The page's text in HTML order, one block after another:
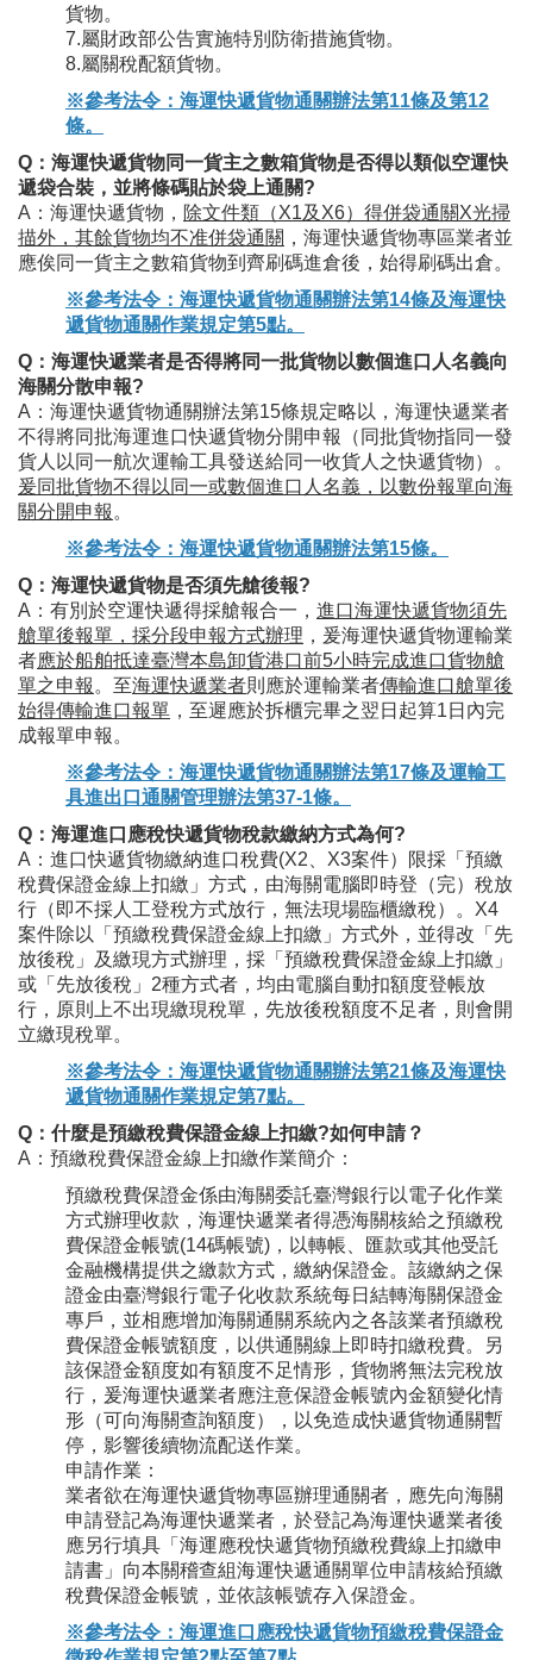
貨物。
7.屬財政部公告實施特別防衛措施貨物。
8.屬關稅配額貨物。
※參考法令：海運快遞貨物通關辦法第11條及第12
條。
Q：海運快遞貨物同一貨主之數箱貨物是否得以類似空運快
遞袋合裝，並將條碼貼於袋上通關?
A：海運快遞貨物， 除文件類（X1及X6）得併袋通關X光掃
描外，其餘貨物均不准併袋通關 ，海運快遞貨物專區業者並
應俟同一貨主之數箱貨物到齊刷碼進倉後，始得刷碼出倉。
※參考法令：海運快遞貨物通關辦法第14條及海運快
遞貨物通關作業規定第5點。
Q：海運快遞業者是否得將同一批貨物以數個進口人名義向
海關分散申報?
A：海運快遞貨物通關辦法第15條規定略以，海運快遞業者
不得將同批海運進口快遞貨物分開申報（同批貨物指同一發
貨人以同一航次運輸工具發送給同一收貨人之快遞貨物）。
爰同批貨物不得以同一或數個進口人名義，以數份報單向海
關分開申報 。
※參考法令：海運快遞貨物通關辦法第15條。
Q：海運快遞貨物是否須先艙後報?
A：有別於空運快遞得採艙報合一， 進口海運快遞貨物須先
艙單後報單，採分段申報方式辦理 ，爰海運快遞貨物運輸業
者應於船舶抵達臺灣本島卸貨港口前5小時完成進口貨物艙
單之申報 。至海運快遞業者則應於運輸業者傳輸進口艙單後
始得傳輸進口報單 ，至遲應於拆櫃完畢之翌日起算1日內完
成報單申報。
※參考法令：海運快遞貨物通關辦法第17條及運輸工
具進出口通關管理辦法第37-1條。
Q：海運進口應稅快遞貨物稅款繳納方式為何?
A：進口快遞貨物繳納進口稅費(X2、X3案件）限採「預繳
稅費保證金線上扣繳」方式，由海關電腦即時登（完）稅放
行（即不採人工登稅方式放行，無法現場臨櫃繳稅）。X4
案件除以「預繳稅費保證金線上扣繳」方式外，並得改「先
放後稅」及繳現方式辦理，採「預繳稅費保證金線上扣繳」
或「先放後稅」2種方式者，均由電腦自動扣額度登帳放
行，原則上不出現繳現稅單，先放後稅額度不足者，則會開
立繳現稅單。
※參考法令：海運快遞貨物通關辦法第21條及海運快
遞貨物通關作業規定第7點。
Q：什麼是預繳稅費保證金線上扣繳?如何申請？
A：預繳稅費保證金線上扣繳作業簡介：
預繳稅費保證金係由海關委託臺灣銀行以電子化作業
方式辦理收款，海運快遞業者得憑海關核給之預繳稅
費保證金帳號(14碼帳號)，以轉帳、匯款或其他受託
金融機構提供之繳款方式，繳納保證金。該繳納之保
證金由臺灣銀行電子化收款系統每日結轉海關保證金
專戶，並相應增加海關通關系統內之各該業者預繳稅
費保證金帳號額度，以供通關線上即時扣繳稅費。另
該保證金額度如有額度不足情形，貨物將無法完稅放
行，爰海運快遞業者應注意保證金帳號內金額變化情
形（可向海關查詢額度），以免造成快遞貨物通關暫
停，影響後續物流配送作業。
申請作業：
業者欲在海運快遞貨物專區辦理通關者，應先向海關
申請登記為海運快遞業者，於登記為海運快遞業者後
應另行填具「海運應稅快遞貨物預繳稅費線上扣繳申
請書」向本關稽查組海運快遞通關單位申請核給預繳
稅費保證金帳號，並依該帳號存入保證金。
※參考法令：海運進口應稅快遞貨物預繳稅費保證金